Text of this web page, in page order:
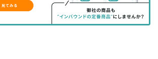
す
る
に
る